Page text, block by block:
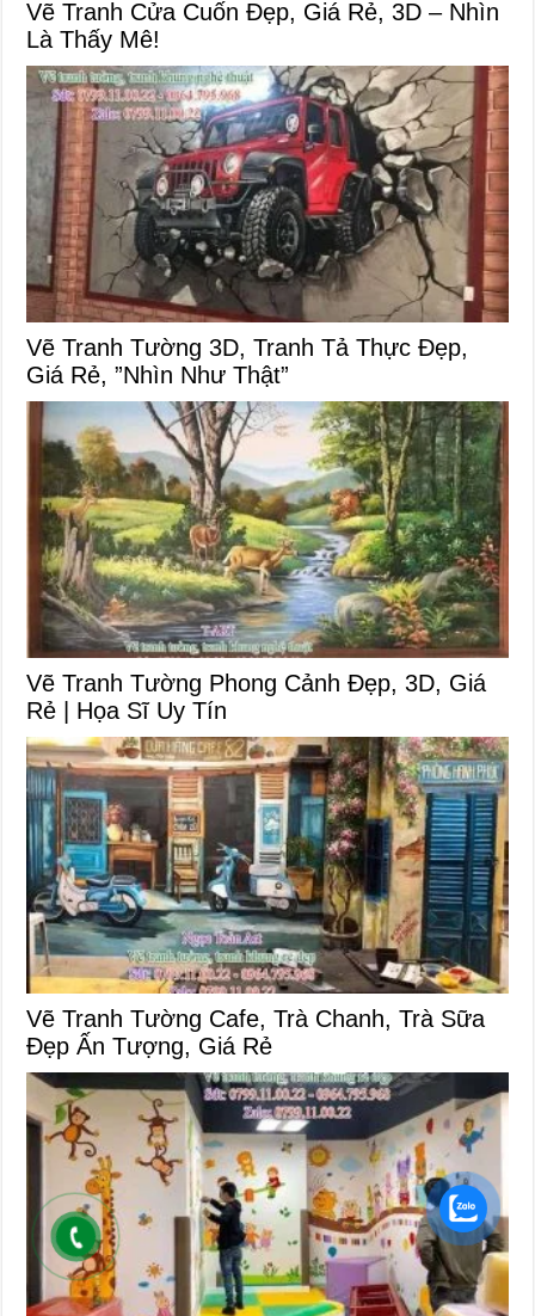
Vẽ Tranh Cửa Cuốn Đẹp, Giá Rẻ, 3D – Nhìn
Là Thấy Mê!
Vẽ Tranh Tường 3D, Tranh Tả Thực Đẹp,
Giá Rẻ, ”Nhìn Như Thật”
Vẽ Tranh Tường Phong Cảnh Đẹp, 3D, Giá
Rẻ | Họa Sĩ Uy Tín
Vẽ Tranh Tường Cafe, Trà Chanh, Trà Sữa
Đẹp Ấn Tượng, Giá Rẻ